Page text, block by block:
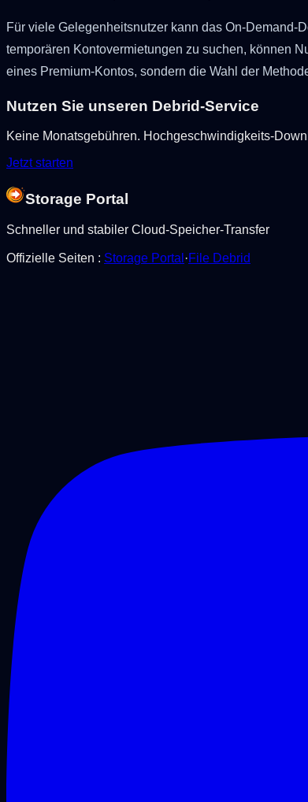
Für viele Gelegenheitsnutzer kann das On-Demand-
temporären Kontovermietungen zu suchen, können
eines Premium-Kontos, sondern die Wahl der
Nutzen Sie unseren Debrid-Service
Keine Monatsgebühren. Hochgeschwindigkeits-
Jetzt starten
Storage Portal
Schneller und stabiler Cloud-Speicher-Transfer
Offizielle Seiten : Storage Portal ·File Debrid